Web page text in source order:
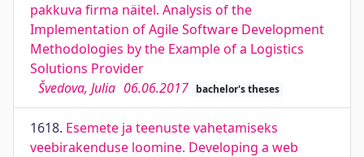
pakkuva firma näitel. Analysis of the
Implementation of Agile Software Development
Methodologies by the Example of a Logistics
Solutions Provider
Švedova, Julia 06.06.2017 bachelor's theses
1618. Esemete ja teenuste vahetamiseks
veebirakenduse loomine. Developing a web